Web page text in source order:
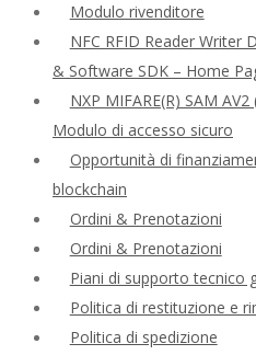
Modulo rivenditore
NFC RFID Reader Writer
& Software SDK – Home
NXP MIFARE(R) SAM
Modulo di accesso sicuro
Opportunità di
blockchain
Ordini & Prenotazioni
Ordini & Prenotazioni
Piani di supporto tecnico
Politica di restituzione e
Politica di spedizione